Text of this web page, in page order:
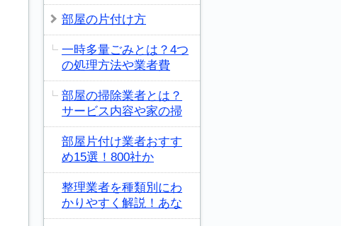
部屋の片付け方
一時多量ごみとは？4つ
の処理方法や業者費
部屋の掃除業者とは？
サービス内容や家の掃
部屋片付け業者おすす
め15選！800社か
整理業者を種類別にわ
かりやすく解説！あな